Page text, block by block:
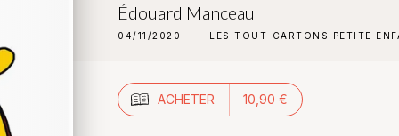
Édouard Manceau
04/11/2020 LES TOUT-CARTONS PETITE
ACHETER 10,90 €